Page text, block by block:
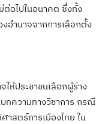
ต่อไปในอนาคต ซึ่งทั้ง
อำนาจจากการเลือกตั้ง
ให้ประชาชนเลือกผู้ร่าง
ทความทางวิชาการ กรณี
สตร์การเมืองไทย ใน